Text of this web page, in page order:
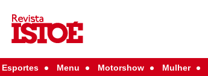
Esportes Menu Motorshow Mulher